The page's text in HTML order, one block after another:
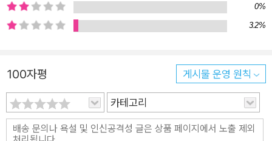
슬쩍 엿보고 일상으로 돌아갔을 것이다. 하지만 이제 내게는 돌아
갈 일상이 없다.” - <초신당> 중에서 공포와 쾌감이 공존하는 남
의 끝자락, 그 블랙홀에 빠져들어 허우적거리는 독자를 구출(?)
해주는 이야기들도 있다. 남유하만의 우스꽝스럽고 뒤틀린 유머
가 살아 있는 <양꼬치의 기쁨>, <뒤로 가는 사람들>, <두 시간
후, 지구 멸망> 같은 작품들이다. 엉뚱한 주인공들의 엎치락뒤치
락 해프닝이 처절하고도 명랑하게 ‘순삭’으로 펼쳐진다. 작가는
0%
3.2%
100자평 게시물 운영 원칙
카테고리